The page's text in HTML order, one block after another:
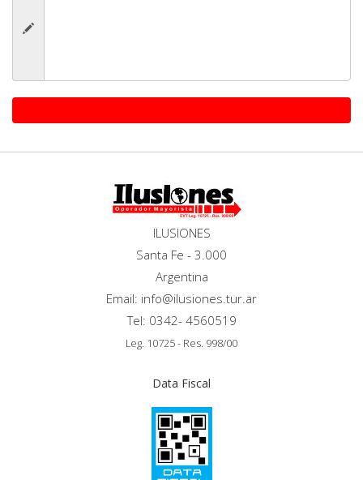
ILUSIONES
Santa Fe - 3.000
Argentina
Email: info@ilusiones.tur.ar
Tel: 0342- 4560519
Leg. 10725 - Res. 998/00
Data Fiscal